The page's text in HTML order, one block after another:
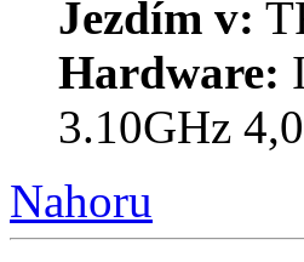
Jezdím v:
Hardware:
3.10GHz
Nahoru